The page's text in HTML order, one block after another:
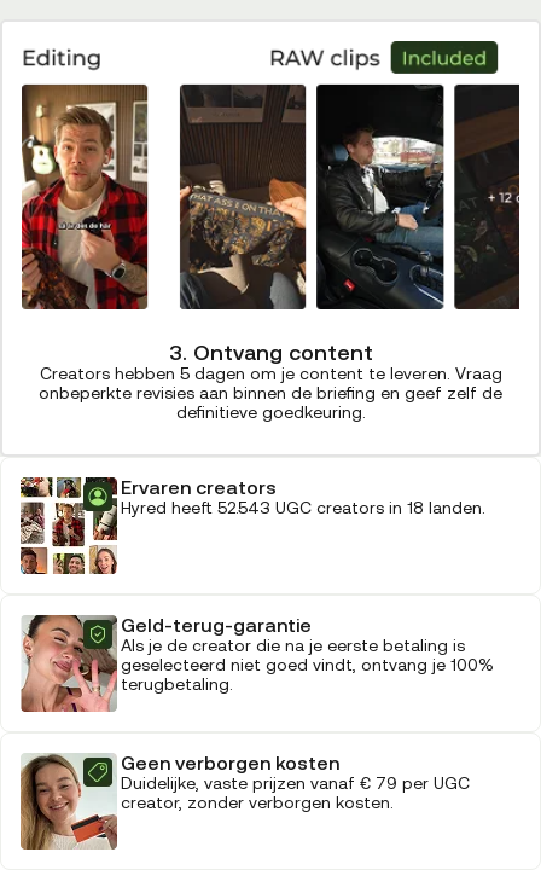
3. Ontvang content
Creators hebben 5 dagen om je content te leveren. Vraag
onbeperkte revisies aan binnen de briefing en geef zelf de
definitieve goedkeuring.
Ervaren creators
Hyred heeft 52.543 UGC creators in 18 landen.
Geld-terug-garantie
Als je de creator die na je eerste betaling is
geselecteerd niet goed vindt, ontvang je 100%
terugbetaling.
Geen verborgen kosten
Duidelijke, vaste prijzen vanaf € 79 per UGC
creator, zonder verborgen kosten.